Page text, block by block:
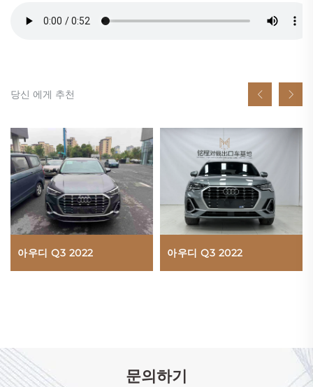
당신 에게 추천
아우디 Q3 2022 아우디 Q3 2022
문의하기